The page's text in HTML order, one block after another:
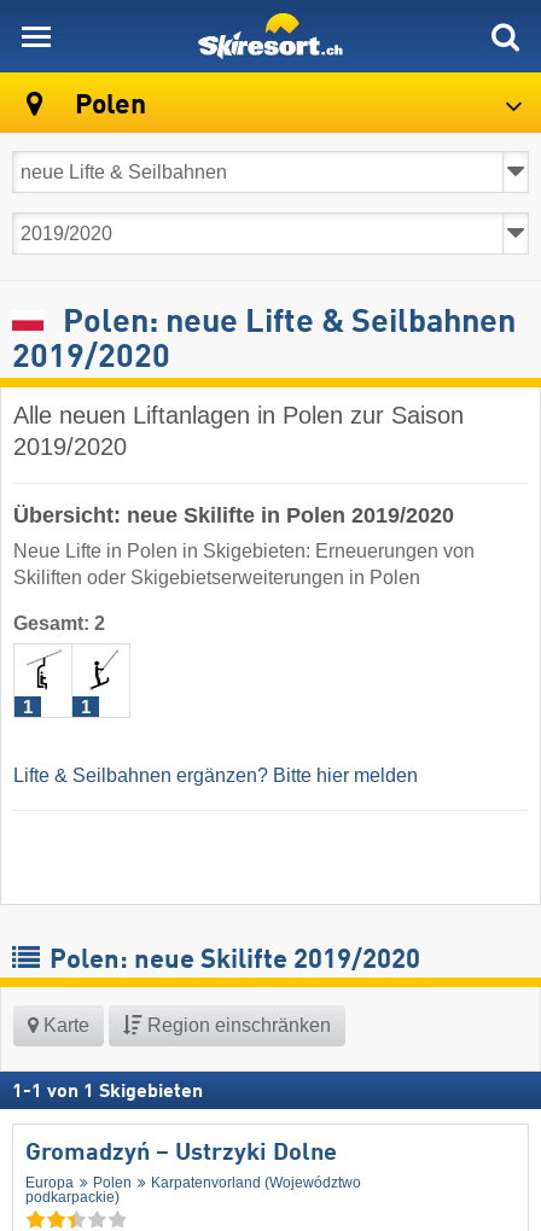
Polen
Polen: neue Lifte & Seilbahnen
2019/2020
Alle neuen Liftanlagen in Polen zur Saison
2019/2020
Übersicht: neue Skilifte in Polen 2019/2020
Neue Lifte in Polen in Skigebieten: Erneuerungen von
Skiliften oder Skigebietserweiterungen in Polen
Gesamt: 2
1 1
Lifte & Seilbahnen ergänzen? Bitte hier melden
Polen: neue Skilifte 2019/2020
Karte Region einschränken
1 -1 von 1 Skigebieten
Gromadzyń – Ustrzyki Dolne
Europa Polen
Karpatenvorland (Województwo
podkarpackie)